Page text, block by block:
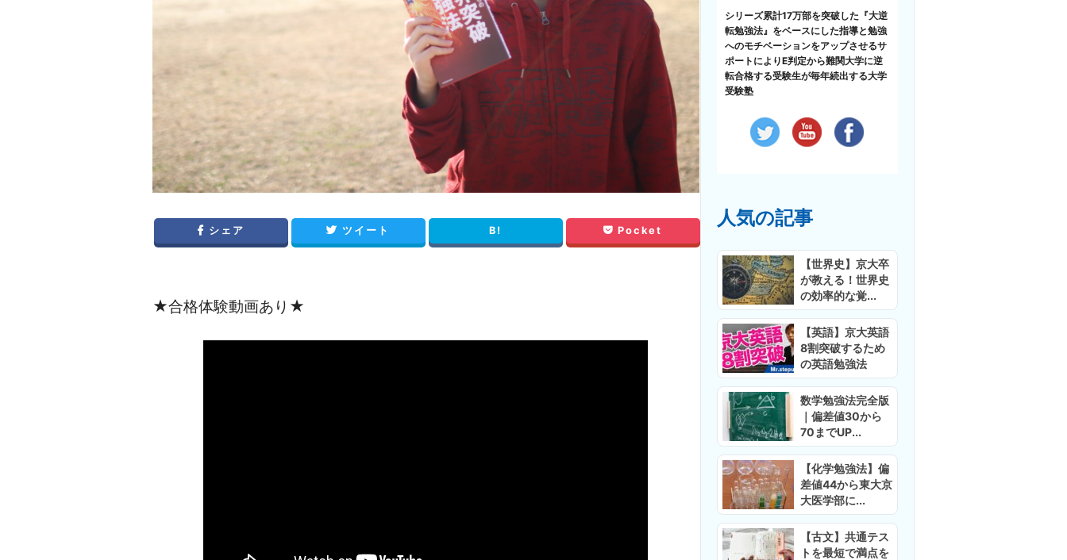
シェア ツイート B! Pocket
★合格体験動画あり★
シリーズ累計17万部を突破した『大逆
転勉強法』をベースにした指導と勉強
へのモチベーションをアップさせるサ
ポートによりE判定から難関大学に逆
転合格する受験生が毎年続出する大学
受験塾
人気の記事
【世界史】京大卒
が教える！世界史
の効率的な覚...
【英語】京大英語
8割突破するため
の英語勉強法
数学勉強法完全版
｜偏差値30から
70までUP...
【化学勉強法】偏
差値44から東大京
大医学部に...
【古文】共通テス
トを最短で満点を